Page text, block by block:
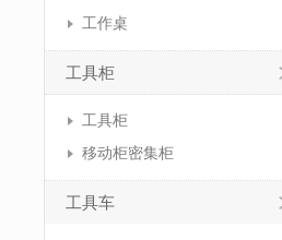
工作桌
工具柜
工具柜
移动柜密集柜
工具车